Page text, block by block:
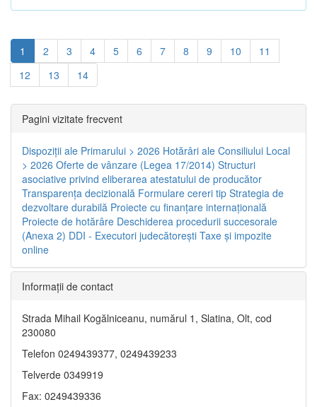
1 2 3 4 5 6 7 8 9 10
11
12
13 14
Pagini vizitate frecvent
Dispoziţii ale Primarului > 2026 Hotărâri ale Consiliului Local
> 2026 Oferte de vânzare (Legea 17/2014) Structuri
asociative privind eliberarea atestatului de producător
Transparenţa decizională Formulare cereri tip Strategia de
dezvoltare durabilă Proiecte cu finanţare internaţională
Proiecte de hotărâre Deschiderea procedurii succesorale
(Anexa 2) DDI - Executori judecătorești Taxe şi impozite
online
Informaţii de contact
Strada Mihail Kogălniceanu, numărul 1, Slatina, Olt, cod
230080
Telefon 0249439377, 0249439233
Telverde 0349919
Fax: 0249439336